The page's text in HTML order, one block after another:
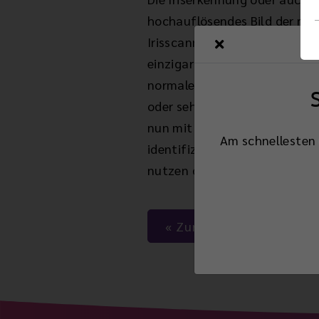
hochauflösendes Bild der
Irisscanner genannt und
einzigartige
normalerweise lebenslang
oder sehr ausgeprägte
nun mit digital gespeicherten
identifiziert und erhält z.B.
nutzen das Verfahren bereits.
Zurück
Am